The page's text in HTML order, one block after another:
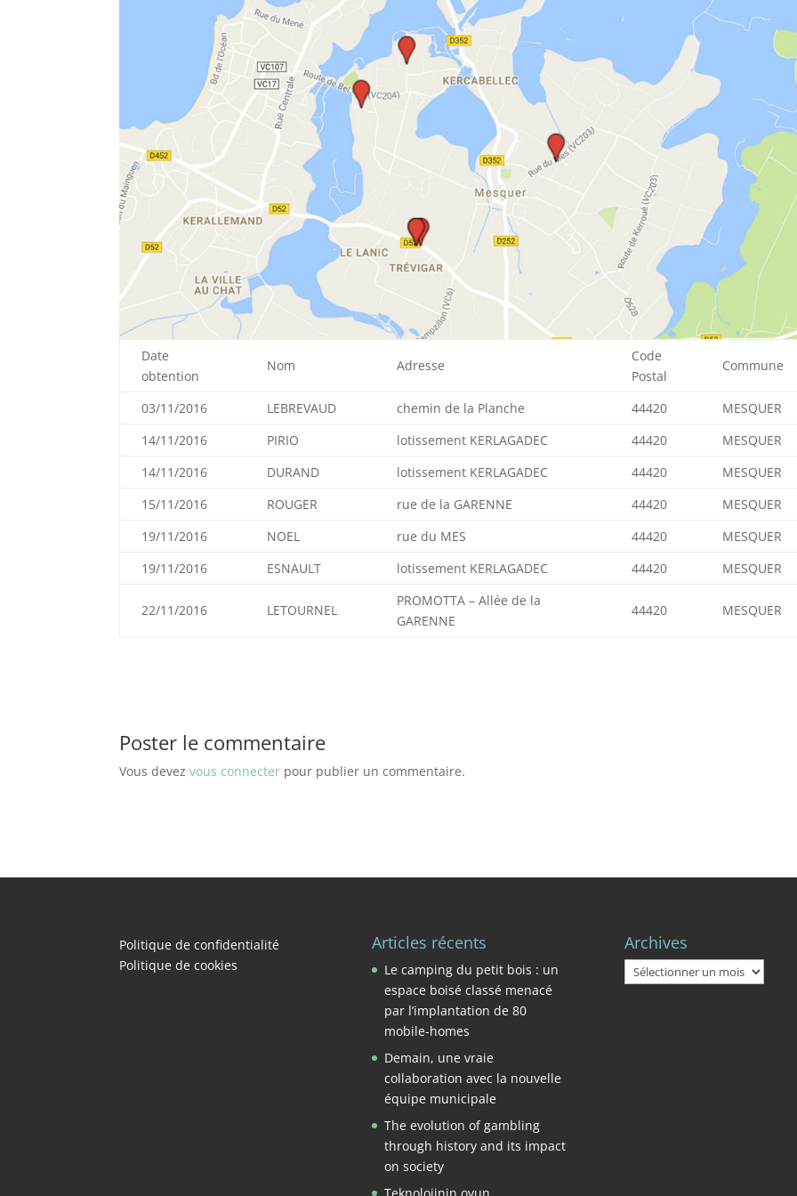
Date
obtention
Nom Adresse
Code
Postal
Commune
03/11/2016 LEBREVAUD chemin de la Planche 44420
MESQUER
14/11/2016
PIRIO lotissement KERLAGADEC 44420
MESQUER
14/11/2016
DURAND lotissement KERLAGADEC 44420
MESQUER
15/11/2016
ROUGER rue de la GARENNE 44420
MESQUER
19/11/2016
NOEL rue du MES 44420
MESQUER
19/11/2016
ESNAULT lotissement KERLAGADEC 44420 MESQUER
22/11/2016 LETOURNEL
PROMOTTA – Allée de la
GARENNE
44420 MESQUER
Poster le commentaire
Vous devezvous connecter pour publier un commentaire.
Politique de confidentialité
Politique de cookies
Articles récents
Le camping du petit bois : un
espace boisé classé menacé
par l’implantation de 80
mobile-homes
Demain, une vraie
collaboration avec la nouvelle
équipe municipale
The evolution of gambling
through history and its impact
on society
Archives
Archives